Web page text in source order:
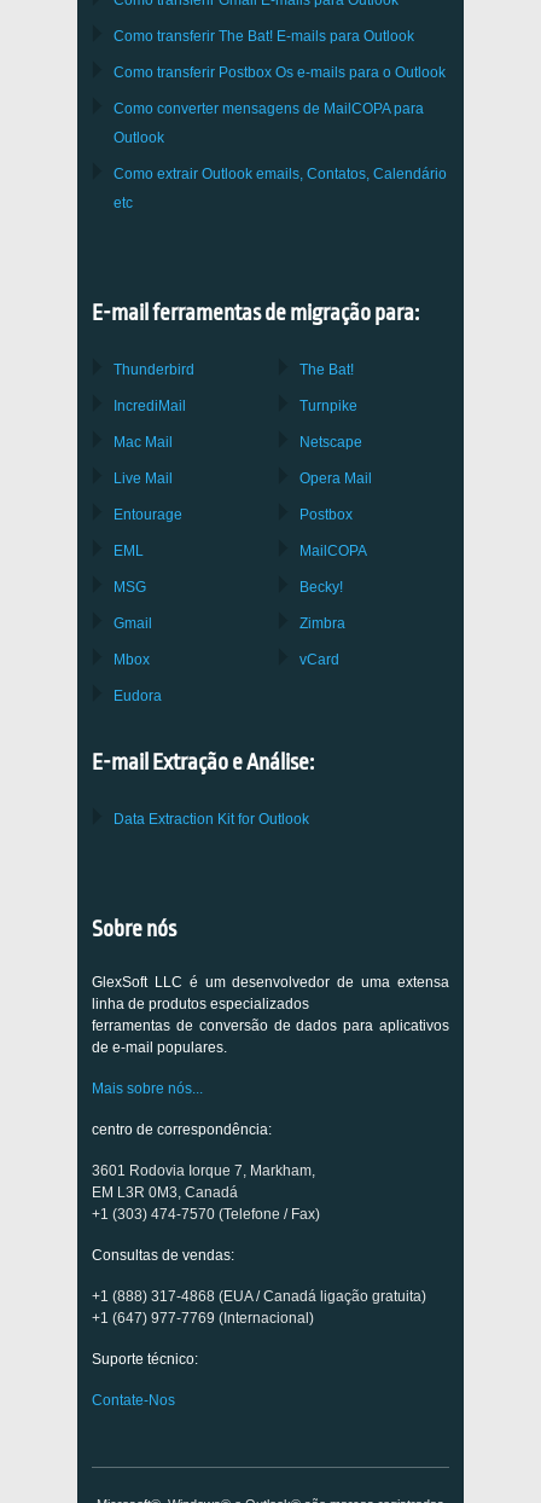
Como transferir The Bat! E-mails para Outlook
Como transferir Postbox Os e-mails para o Outlook
Como converter mensagens de MailCOPApara
Outlook
Como extrair Outlook emails, Contatos, Calendário
etc
E-mail ferramentas de migração para:
Thunderbird
IncrediMail
Mac Mail
Live Mail
Entourage
EML
MSG
Gmail
Mbox
Eudora
The Bat!
Turnpike
Netscape
Opera Mail
Postbox
MailCOPA
Becky!
Zimbra
vCard
E-mail Extração e Análise:
Data Extraction Kit for Outlook
Sobre nós
GlexSoft LLC é um desenvolvedor de uma extensa
linha de produtos especializados
ferramentas de conversão de dados para aplicativos
de e-mail populares.
Mais sobre nós...
centro de correspondência:
3601 Rodovia Iorque 7, Markham,
EM L3R 0M3, Canadá
+1 (303) 474-7570 (Telefone / Fax)
Consultas de vendas:
+1 (888) 317-4868 (EUA / Canadá ligação gratuita)
+1 (647) 977-7769 (Internacional)
Suporte técnico:
Contate-Nos